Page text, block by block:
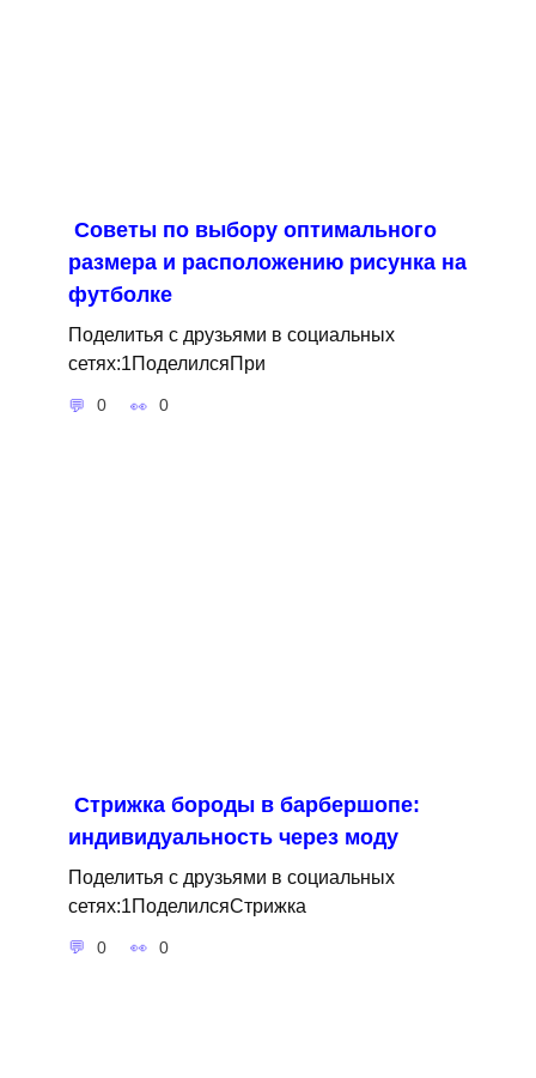
Советы по выбору оптимального
размера и расположению рисунка на
футболке
Поделитья с друзьями в социальных
сетях:1ПоделилсяПри
0 0
Стрижка бороды в барбершопе:
индивидуальность через моду
Поделитья с друзьями в социальных
сетях:1ПоделилсяСтрижка
0 0